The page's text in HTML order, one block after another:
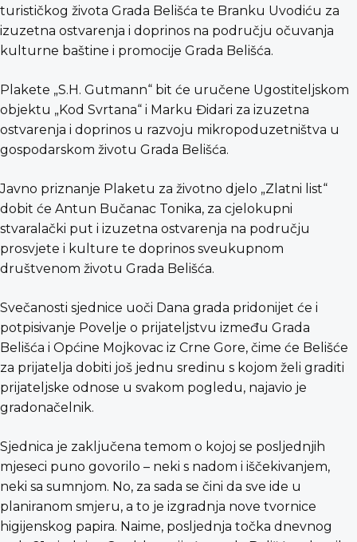
turističkog života Grada Belišća te Branku Uvodiću za
izuzetna ostvarenja i doprinos na području očuvanja
kulturne baštine i promocije Grada Belišća.
Plakete „S.H. Gutmann“ bit će uručene Ugostiteljskom
objektu „Kod Svrtana“ i Marku Đidari za izuzetna
ostvarenja i doprinos u razvoju mikropoduzetništva u
gospodarskom životu Grada Belišća.
Javno priznanje Plaketu za životno djelo „Zlatni list“
dobit će Antun Bučanac Tonika, za cjelokupni
stvaralački put i izuzetna ostvarenja na području
prosvjete i kulture te doprinos sveukupnom
društvenom životu Grada Belišća.
Svečanosti sjednice uoči Dana grada pridonijet će i
potpisivanje Povelje o prijateljstvu između Grada
Belišća i Općine Mojkovac iz Crne Gore, čime će Belišće
za prijatelja dobiti još jednu sredinu s kojom želi graditi
prijateljske odnose u svakom pogledu, najavio je
gradonačelnik.
Sjednica je zaključena temom o kojoj se posljednjih
mjeseci puno govorilo – neki s nadom i iščekivanjem,
neki sa sumnjom. No, za sada se čini da sve ide u
planiranom smjeru, a to je izgradnja nove tvornice
higijenskog papira. Naime, posljednja točka dnevnog